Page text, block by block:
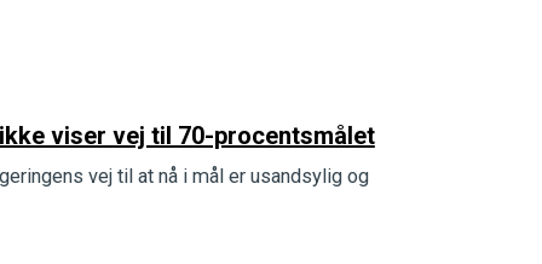
viser vej til 70-procentsmålet
vej til at nå i mål er usandsylig og